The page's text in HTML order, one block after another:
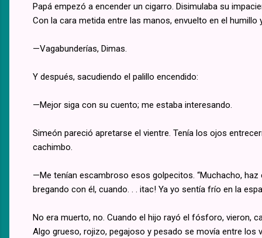
Papá empezó a encender un cigarro. Disimulaba su
Con la cara metida entre las manos, envuelto en el
—Vagabunderías, Dimas.
Y después, sacudiendo el palillo encendido:
—Mejor siga con su cuento; me estaba interesando.
Simeón pareció apretarse el vientre. Tenía los ojos
cachimbo.
—Me tenían escambroso esos golpecitos. “Muchacho, haz
bregando con él, cuando. . . itac! Ya yo sentía frío en la
No era muerto, no. Cuando el hijo rayó el fósforo, vieron,
Algo grueso, rojizo, pegajoso y pesado se movía entre los